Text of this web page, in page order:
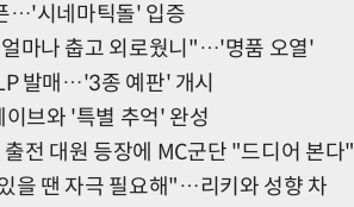
…'시네마틱돌' 입증
마나 춥고 외로웠니"…'명품 오열'
발매…'3종 예판' 개시
브와 '특별 추억' 완성
전 대원 등장에 MC군단 "드디어 본다"
을 땐 자극 필요해"…리키와 성향 차